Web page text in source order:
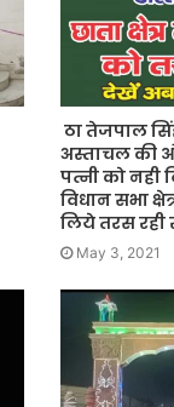
ठा तेजपाल
अस्ताचल की
पत्नी को नही
विधान सभा
लिये तरस रही
May 3, 2021